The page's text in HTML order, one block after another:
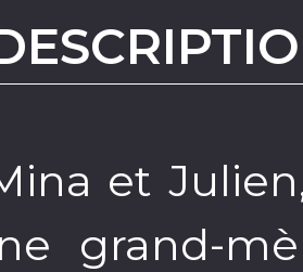
et
grand-